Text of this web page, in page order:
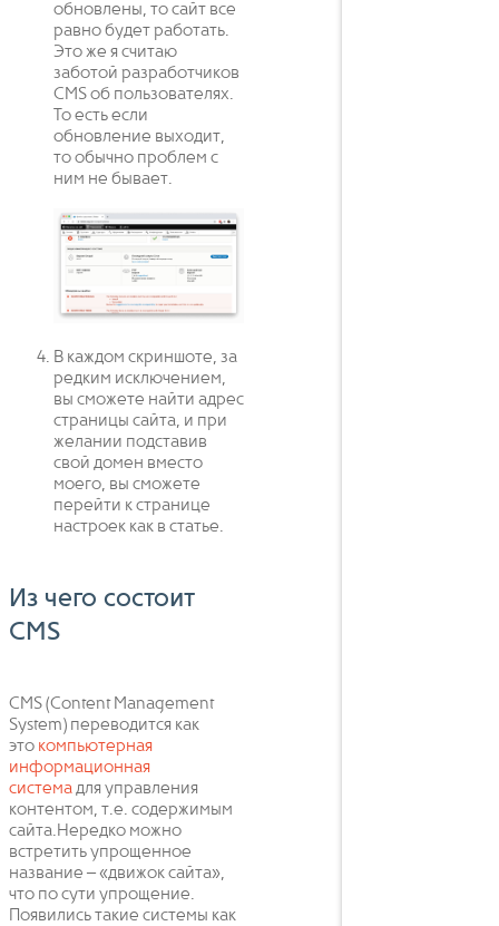
обновлены, то сайт все
равно будет работать.
Это же я считаю
заботой разработчиков
CMS об пользователях.
То есть если
обновление выходит,
то обычно проблем c
ним не бывает.
В каждом скриншоте, за
редким исключением,
вы сможете найти адрес
страницы сайта, и при
желании подставив
свой домен вместо
моего, вы сможете
перейти к странице
настроек как в статье.
Из чего состоит
CMS
CMS (Content Management
System) переводится как
это компьютерная
информационная
системадля управления
контентом, т.е. содержимым
сайта.Нередко можно
встретить упрощенное
название – «движок сайта»,
что по сути упрощение.
Появились такие системы как